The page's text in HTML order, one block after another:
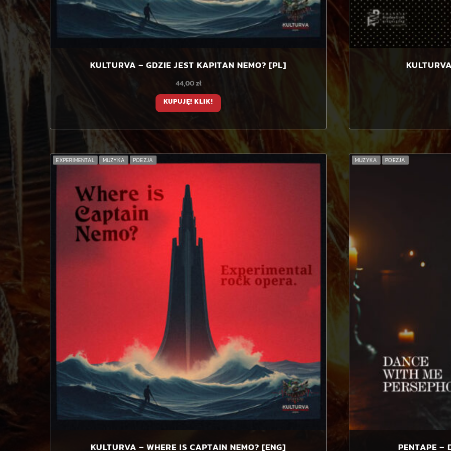
KULTURVA – GDZIE JEST KAPITAN NEMO? [PL]
44,00zł
KUPUJĘ! KLIK!
EXPERIMENTAL MUZYKA POEZJA
KULTURVA – WHERE IS CAPTAIN NEMO? [ENG]
MUZYKA POEZJA
PENTAPE –